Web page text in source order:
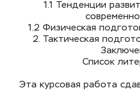
1.1 Тенденции
1.2 Физическая
2. Тактическая
Список
Эта курсовая работа